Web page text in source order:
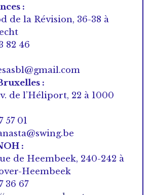
:
de la Révision, 36-38 à
82 46
:
de l’Héliport, 22 à 1000
57 01
:
de Heembeek, 240-242 à
Heembeek
36 67